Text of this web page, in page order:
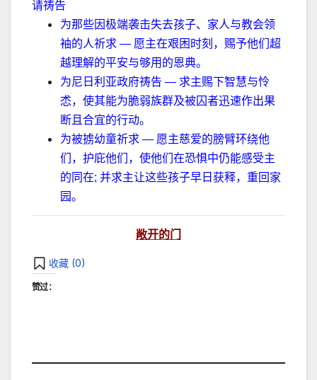
请祷告
为那些因极端袭击失去孩子、家人与教会领
袖的人祈求 — 愿主在艰困时刻，赐予他们超
越理解的平安与够用的恩典。
为尼日利亚政府祷告 — 求主赐下智慧与怜
怸，使其能为脆弱族群及被囚者迅速作出果
断且合宜的行动。
为被掳幼童祈求 — 愿主慈爱的膀臂环绕他
们，护庇他们，使他们在恐惧中仍能感受主
的同在; 并求主让这些孩子早日获释，重回家
园。
敞开的门
收藏 (0)
赞过：